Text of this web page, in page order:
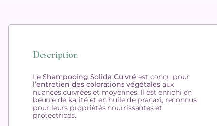
Description
LeShampooing Solide Cuivré est conçu pour
l’entretien des colorations végétales aux
nuances cuivrées et moyennes. Il est enrichi en
beurre de karité et en huile de pracaxi, reconnus
pour leurs propriétés nourrissantes et
protectrices.